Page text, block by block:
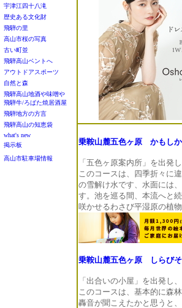
乗鞍山麓五色ヶ原 かもし
「五色ヶ原案内所」を出発
このコースは、四季折々に
の雪解け水です、水面には
す。池を巡る間、本流へと
咲かせるわさび平湿原の植
乗鞍山麓五色ヶ原 しらび
「出合いの小屋」を出発し
このコースは、基本的に森
轟音が聞こえたかと思うと
宇津江四十八滝
歴史ある文化財
飛騨の里
高山市桜の写真
古い町並
飛騨高山ベントへ
アウトドアスポーツ
自然と森
飛騨高山地酒や味噌や
飛騨牛/ろばた焼居酒屋
飛騨地方の方言
飛騨高山の知恵袋
what's new
掲示板
高山市駐車場情報